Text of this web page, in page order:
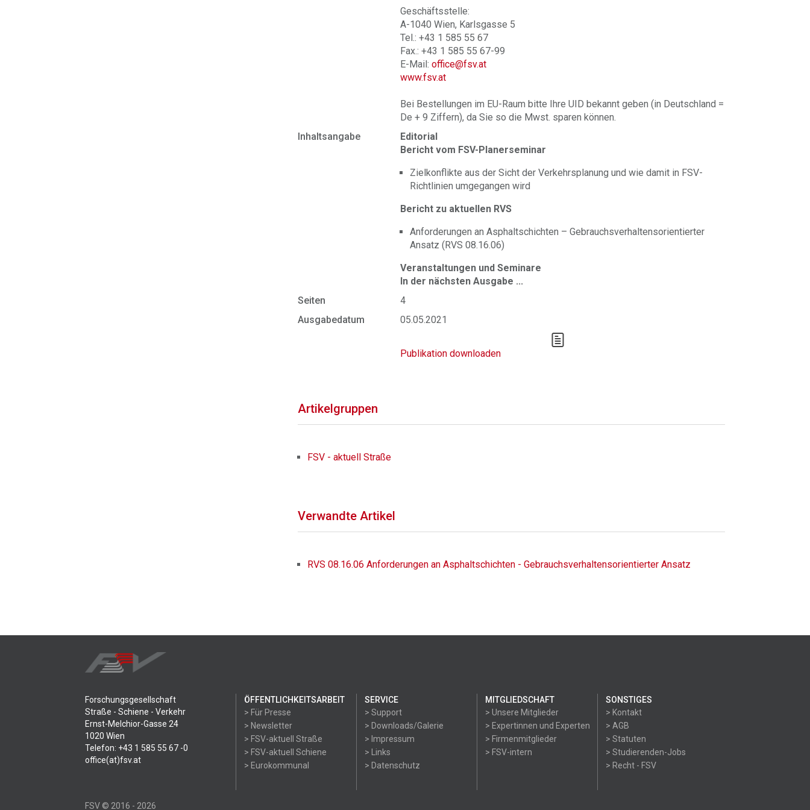
Geschäftsstelle:
A-1040 Wien, Karlsgasse 5
Tel.: +43 1 585 55 67
Fax.: +43 1 585 55 67-99
E-Mail:office@fsv.at
www.fsv.at
Bei Bestellungen im EU-Raum bitte Ihre UID bekannt geben (in Deutschland =
De + 9 Ziffern), da Sie so die Mwst. sparen können.
Inhaltsangabe
Editorial
Bericht vom FSV-Planerseminar
Zielkonflikte aus der Sicht der Verkehrsplanung und wie damit in FSV-
Richtlinien umgegangen wird
Bericht zu aktuellen RVS
Anforderungen an Asphaltschichten – Gebrauchsverhaltensorientierter
Ansatz (RVS 08.16.06)
Veranstaltungen und Seminare
In der nächsten Ausgabe ...
Seiten
4
Ausgabedatum
05.05.2021
Publikation downloaden
Artikelgruppen
FSV - aktuell Straße
Verwandte Artikel
RVS 08.16.06 Anforderungen an Asphaltschichten - Gebrauchsverhaltensorientierter Ansatz
Forschungsgesellschaft
Straße - Schiene - Verkehr
Ernst-Melchior-Gasse 24
1020 Wien
Telefon: +43 1 585 55 67 -0
office(at)fsv.at
ÖFFENTLICHKEITSARBEIT
> Für Presse
> Newsletter
> FSV-aktuell Straße
> FSV-aktuell Schiene
> Eurokommunal
SERVICE
> Support
> Downloads/Galerie
> Impressum
> Links
> Datenschutz
MITGLIEDSCHAFT
> Unsere Mitglieder
> Expertinnen und Experten
> Firmenmitglieder
> FSV-intern
SONSTIGES
> Kontakt
> AGB
> Statuten
> Studierenden-Jobs
> Recht - FSV
FSV © 2016 - 2026